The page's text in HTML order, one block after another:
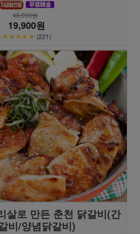
48,000원
19,900원
★★★★★ (221)
로 만든 춘천 닭갈비(간
비/양념닭갈비)